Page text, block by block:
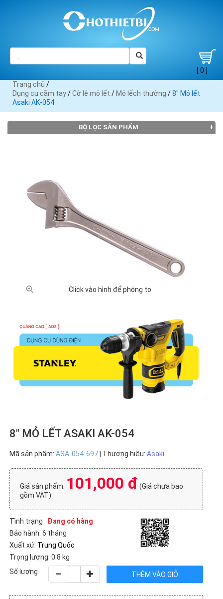
[ 0 ]
Trang chủ /
Dụng cụ cầm tay/Cờ lê mỏ lết / Mỏ lếch thường /8" Mỏ lết
Asaki AK-054
BỘ LỌC SẢN PHẨM
Click vào hình để phóng to
8" MỎ LẾT ASAKI AK-054
Mã sản phẩm:ASA-054-697| Thương hiệu:Asaki
Giá sản phẩm: 101,000 đ (Giá chưa bao
gồm VAT)
Tình trạng : Đang có hàng
Bảo hành: 6 tháng
Xuất xứ: Trung Quốc
Trọng lượng: 0.8 kg
Số lượng